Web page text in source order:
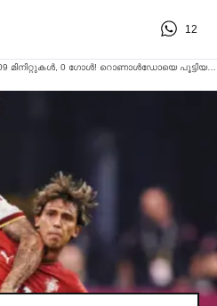
12
609 മിനിറ്റുകള്‍, 0 ഗോള്‍! റൊണാള്‍ഡോയെ പൂട്ടിയ സ്പാനിഷ് കോച്ചിന്റെ മാസ്റ്റര്‍പ്ലാൻ